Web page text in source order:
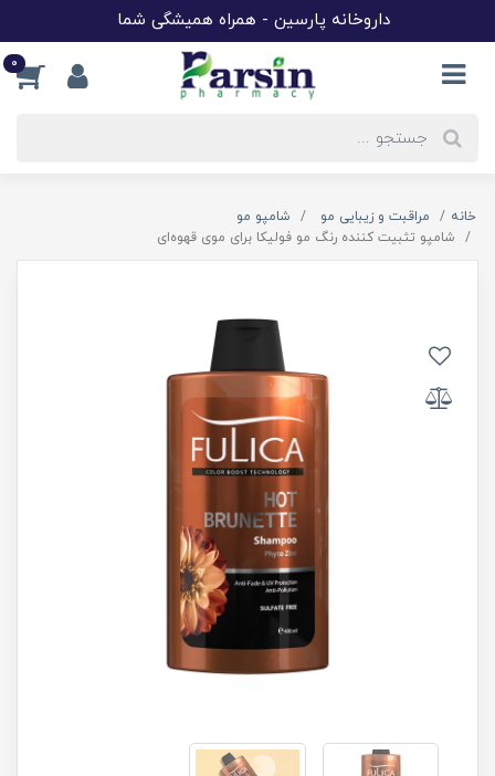
داروخانه پارسین - همراه همیشگی شما
0
خانه مراقبت و زیبایی مو
شامپو مو
شامپو تثبیت کننده رنگ مو فولیکا برای موی قهوه‌ای